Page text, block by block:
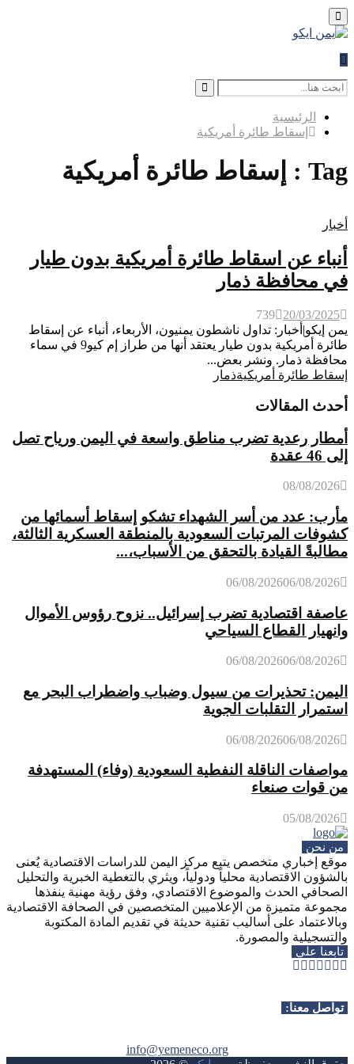
Primary
Menu
Search
for:
Search
الرئيسية
إسقاط طائرة أمريكية
Tag : إسقاط طائرة أمريكية
أخبار
أنباء عن اسقاط طائرة أمريكية بدون طيار
في محافظة ذمار
20/03/2025
739
يمن إيكو|أخبار: تداول ناشطون يمنيون، الأربعاء، أنباء عن إسقاط
طائرة أمريكية بدون طيار يعتقد أنها من طراز إم كيو9 في سماء
محافظة ذمار. ونشر بعض...
إسقاط طائرة أمريكيةذمار
أحدث المقالات
أمطار رعدية تضرب مناطق واسعة في اليمن ورياح تصل
إلى 46 عقدة
08/08/2026
مأرب: عدد من أسر الشهداء تشكو إسقاط أسمائها من
كشوفات المرتبات السعودية بالمنطقة العسكرية الثالثة،
مطالبةً القيادة بالتحقق من الأسباب،...
06/08/202606/08/2026
عاصفة اقتصادية تضرب إسرائيل.. نزوح رؤوس الأموال
وانهيار القطاع السياحي
06/08/202606/08/2026
اليمن: تحذيرات من سيول وضباب واضطراب البحر مع
استمرار التقلبات الجوية
06/08/202606/08/2026
مواصفات الناقلة النفطية السعودية (وفاء) المستهدفة
من قوات صنعاء
05/08/2026
من نحن
موقع إخباري متخصص يتبع مركز اليمن للدراسات الاقتصادية يُعنى
بالشؤون الاقتصادية محلياً ودولياً، ويثري بالتغطية الخبرية والتحليل
الصحافي الحدث والموضوع الاقتصادي، وفق رؤية مهنية ينفذها
مجموعة متميزة من الإعلاميين المتخصصين في الصحافة الاقتصادية
وبالاعتماد على أساليب تقنية حديثة في تقديم المادة المكتوبة
والتسجيلية والمصورة.
تابعنا على
Facebook
Twitter
Instagram
Youtube
Rss
Telegram
Whatsapp
تواصل معنا:
info@yemeneco.org